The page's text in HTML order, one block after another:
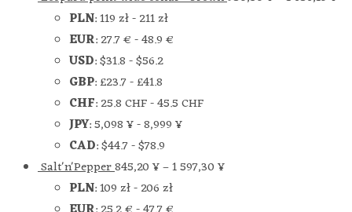
PLN:119 zł-211 zł
EUR:27.7 €-48.9 €
USD:$31.8-$56.2
GBP:£23.7-£41.8
CHF:25.8 CHF-45.5 CHF
JPY:5,098 ¥-8,999 ¥
CAD:$44.7-$78.9
Salt'n'Pepper845,20¥–1 597,30¥
PLN:109 zł-206 zł